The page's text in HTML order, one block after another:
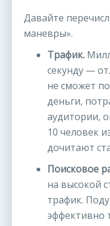
Давайте
маневры».
Трафик.
секунду —
не сможет
деньги,
аудитории,
10 человек
дочитают
Поисковое
на высокой
трафик.
эффективно